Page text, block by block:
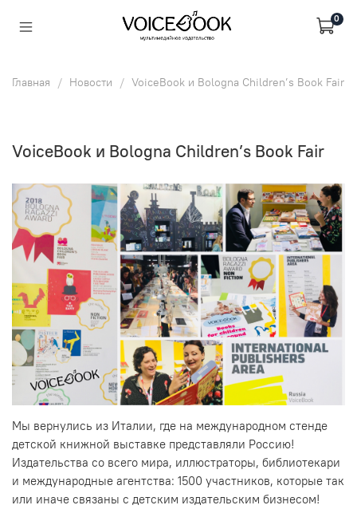
0
Главная Новости VoiceBook и Bologna Children’s Book Fair
VoiceBook и Bologna Children’s Book Fair
Мы вернулись из Италии, где на международном стенде
детской книжной выставке представляли Россию!
Издательства со всего мира, иллюстраторы, библиотекари
и международные агентства: 1500 участников, которые так
или иначе связаны с детским издательским бизнесом!